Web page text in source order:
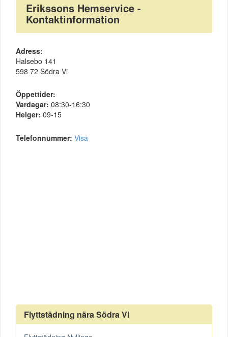
Erikssons Hemservice -
Kontaktinformation
Adress:
Halsebo 141
598 72 Södra Vi
Öppettider:
Vardagar: 08:30-16:30
Helger: 09-15
Telefonnummer: Visa
Flyttstädning nära Södra Vi